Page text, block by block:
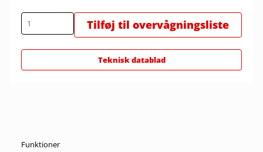
Tilføj til overvågningsliste
Teknisk datablad
Funktioner